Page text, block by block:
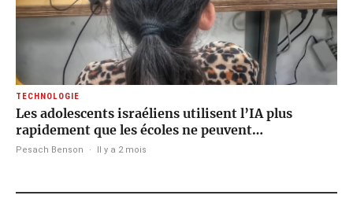
TECHNOLOGIE
Les adolescents israéliens utilisent l’IA plus
rapidement que les écoles ne peuvent…
Pesach Benson · Il y a 2 mois